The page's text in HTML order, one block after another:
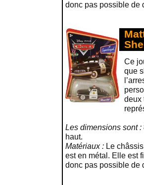
donc pas possible de
Ce
que
deux
Les dimensions sont :
haut.
Matériaux : Le
est en métal. Elle est
donc pas possible de